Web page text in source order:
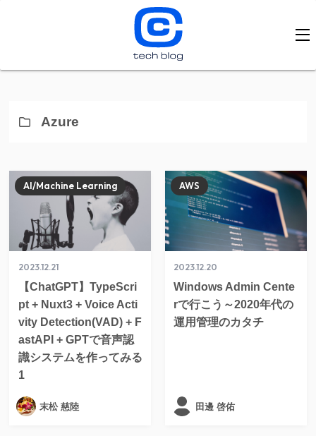
Azure
2023.12.21
【ChatGPT】TypeScri
pt + Nuxt3 + Voice Acti
vity Detection(VAD) + F
astAPI + GPTで音声認
識システムを作ってみる
1
AI/Machine Learning
末松 慈陸
2023.12.20
Windows Admin Cente
rで行こう～2020年代の
運用管理のカタチ
AWS
田邊 啓佑